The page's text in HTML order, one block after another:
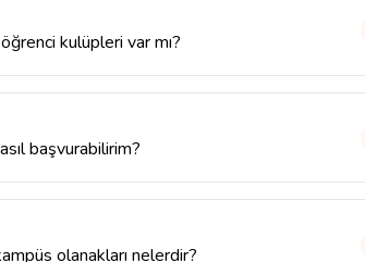
kulüpleri var mı?
başvurabilirim?
olanakları nelerdir?